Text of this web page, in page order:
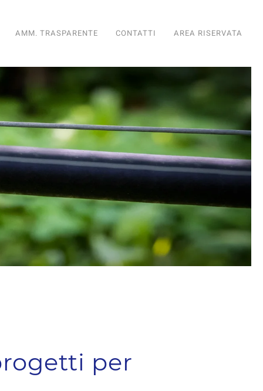
AMM. TRASPARENTE CONTATTI AREA RISERVATA
FondiarioFondiario
Fondiario
Fondiario
per